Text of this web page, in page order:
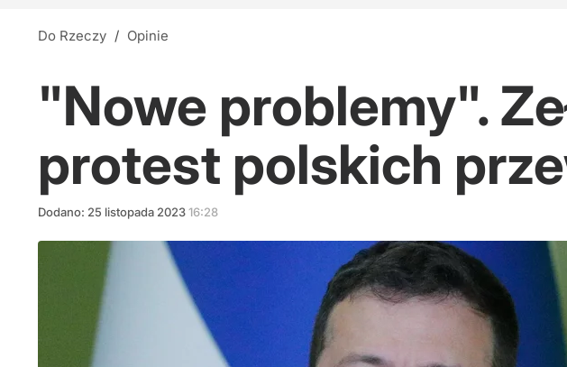
Do Rzeczy / Opinie
"Nowe problemy".
protest polskich
Dodano: 25 listopada 202316:28